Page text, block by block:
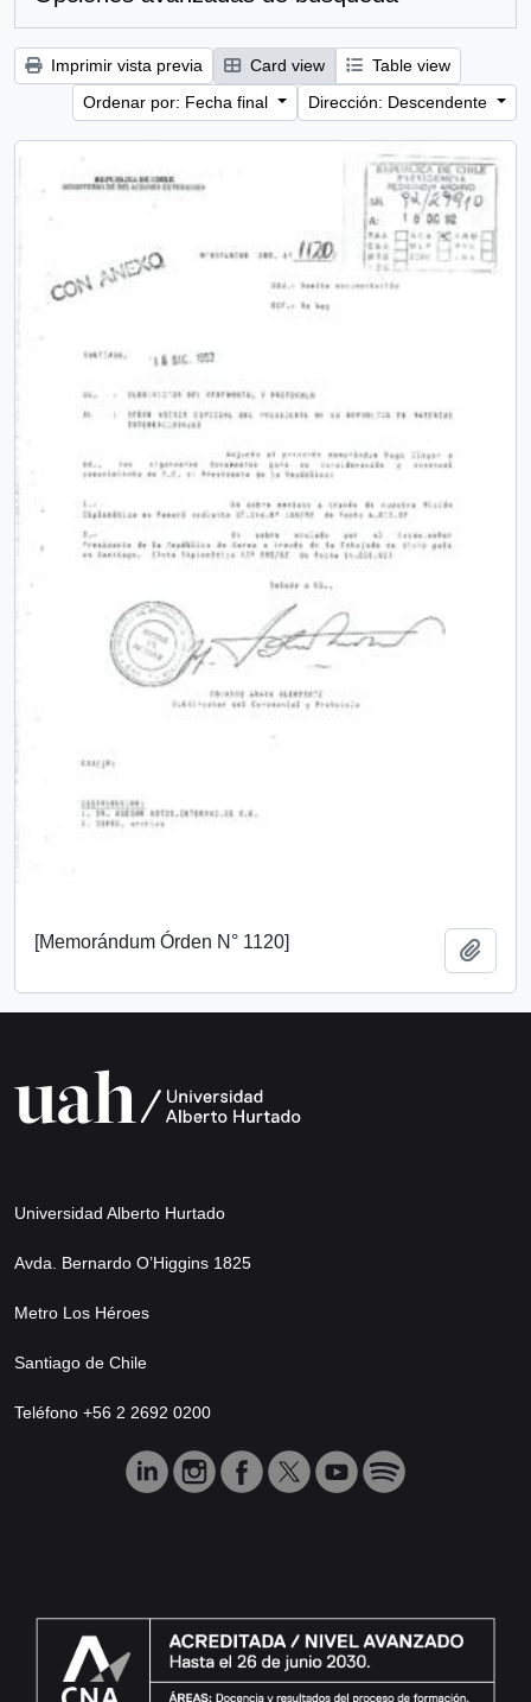
Imprimir vista previa Card view
Table view
Ordenar por: Fecha final
Dirección: Descendente
[Memorándum Órden N° 1120]
Universidad Alberto Hurtado
Avda. Bernardo O’Higgins 1825
Metro Los Héroes
Santiago de Chile
Teléfono +56 2 2692 0200